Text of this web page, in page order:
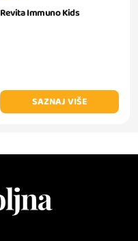
Revita Immuno Kids
SAZNAJ VIŠE